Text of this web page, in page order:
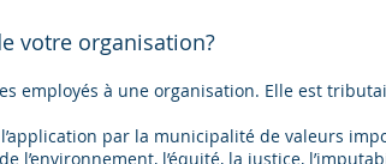
votre organisation?
employés à une organisation. Elle est
par la municipalité de valeurs
l’équité, la justice,